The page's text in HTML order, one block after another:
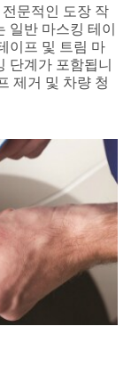
문적인 도장 작
일반 마스킹 테이
이프 및 트림 마
단계가 포함됩니
제거 및 차량 청